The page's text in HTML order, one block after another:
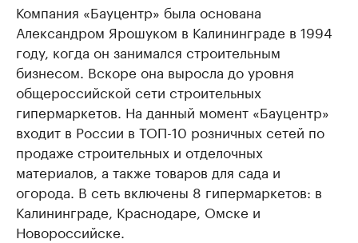
Компания «Бауцентр» была основана
Александром Ярошуком в Калининграде в 1994
году, когда он занимался строительным
бизнесом. Вскоре она выросла до уровня
общероссийской сети строительных
гипермаркетов. На данный момент «Бауцентр»
входит в России в ТОП-10 розничных сетей по
продаже строительных и отделочных
материалов, а также товаров для сада и
огорода. В сеть включены 8 гипермаркетов: в
Калининграде, Краснодаре, Омске и
Новороссийске.